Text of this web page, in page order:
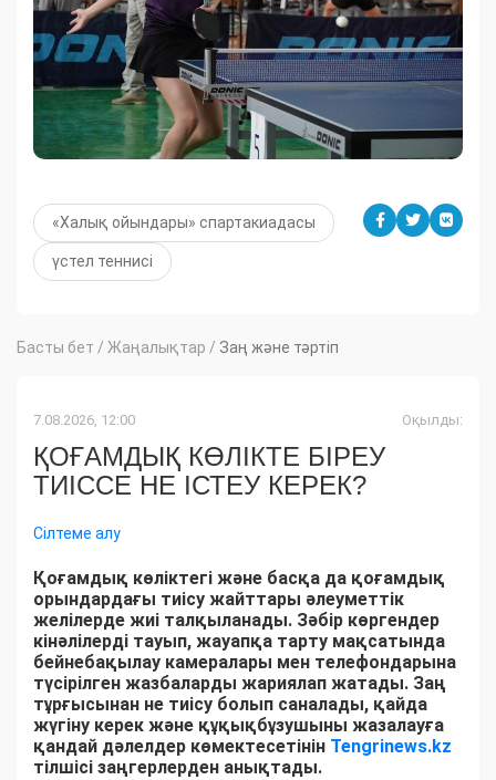
«Халық ойындары» спартакиадасы
үстел теннисі
Басты бет / Жаңалықтар / Заң және тәртіп
7.08.2026, 12:00 Оқылды:
ҚОҒАМДЫҚ КӨЛІКТЕ БІРЕУ
ТИІССЕ НЕ ІСТЕУ КЕРЕК?
Сілтеме алу
Қоғамдық көліктегі және басқа да қоғамдық
орындардағы тиісу жайттары әлеуметтік
желілерде жиі талқыланады. Зәбір көргендер
кінәлілерді тауып, жауапқа тарту мақсатында
бейнебақылау камералары мен телефондарына
түсірілген жазбаларды жариялап жатады. Заң
тұрғысынан не тиісу болып саналады, қайда
жүгіну керек және құқықбұзушыны жазалауға
қандай дәлелдер көмектесетінін Tengrinews.kz
тілшісі заңгерлерден анықтады.